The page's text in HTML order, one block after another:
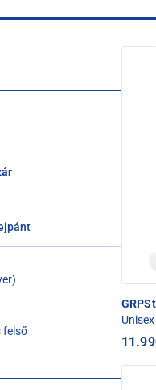
felső
Unisex